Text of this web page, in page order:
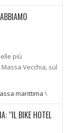
più
Vecchia, sul
marittima \
“IL BIKE HOTEL